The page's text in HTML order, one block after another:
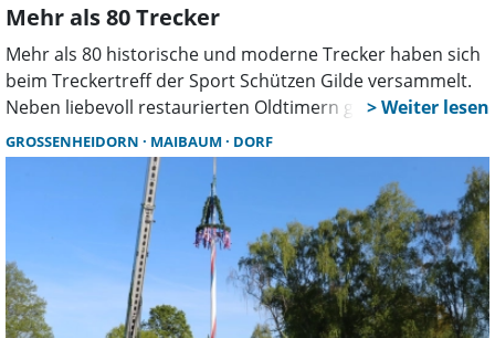
Mehr als 80 Trecker
Mehr als 80 historische und moderne Trecker haben sich
beim Treckertreff der Sport Schützen Gilde versammelt.
Neben liebevoll restaurierten Oldtimern gab es
Pflugvorführungen auf dem Acker – mit dabei auch
Ortsbürgermeister Martin Ehlerding.
GROSSENHEIDORN MAIBAUM DORF